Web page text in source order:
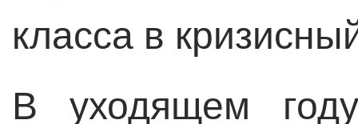
класса в
В уходящем